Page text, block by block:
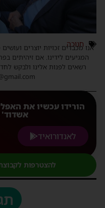
חנוכה
אנו מכבדים זכויות יוצרים
המגיעים לידינו. אם זיהיתים
רשאים לפנות אלינו ולבקש
הורידו עכשיו את
אשדוד'
לאנדורואיד
להצטרפות